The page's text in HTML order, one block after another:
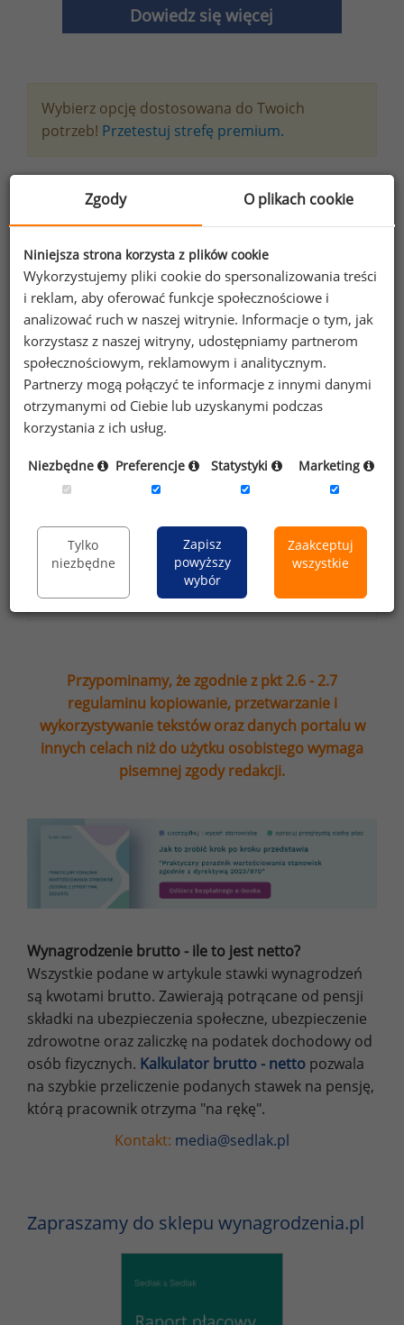
Dowiedz się więcej
Wybierz opcję dostosowana do Twoich
potrzeb! Przetestuj strefę premium.
Chcesz na bieżąco śledzić najnowsze informacje o
wynagrodzeniach?
Wyrażam zgodę na przetwarzanie moich
danych osobowych zawartych w
formularzu przez Sedlak&Sedlak sp. z o.o.
sp. k. w celu otrzymywania bezpłatnego
newsletter’a portalu wynagrodzenia.pl.
adres e-mail ofert handlowych oraz
że zapoznałem się z treścią
informacji na
temat przetwarzania.
Zapisz
Przypominamy, że zgodnie z pkt 2.6 - 2.7
regulaminu kopiowanie, przetwarzanie i
wykorzystywanie tekstów oraz danych portalu w
innych celach niż do użytku osobistego wymaga
pisemnej zgody redakcji.
Wynagrodzenie brutto - ile to jest netto?
Wszystkie podane w artykule stawki wynagrodzeń
są kwotami brutto. Zawierają potrącane od pensji
składki na ubezpieczenia społeczne, ubezpieczenie
zdrowotne oraz zaliczkę na podatek dochodowy od
osób fizycznych. Kalkulator brutto - netto pozwala
na szybkie przeliczenie podanych stawek na pensję,
którą pracownik otrzyma "na rękę".
Kontakt: media@sedlak.pl
Zapraszamy do sklepu wynagrodzenia.pl
Zgody O plikach cookie
Niniejsza strona korzysta z plików cookie
Wykorzystujemy pliki cookie do spersonalizowania treści
i reklam, aby oferować funkcje społecznościowe i
analizować ruch w naszej witrynie. Informacje o tym, jak
korzystasz z naszej witryny, udostępniamy partnerom
społecznościowym, reklamowym i analitycznym.
Partnerzy mogą połączyć te informacje z innymi danymi
otrzymanymi od Ciebie lub uzyskanymi podczas
korzystania z ich usług.
Niezbędne Preferencje Statystyki Marketing
Tylko
niezbędne
Zapisz
powyższy
wybór
Zaakceptuj
wszystkie